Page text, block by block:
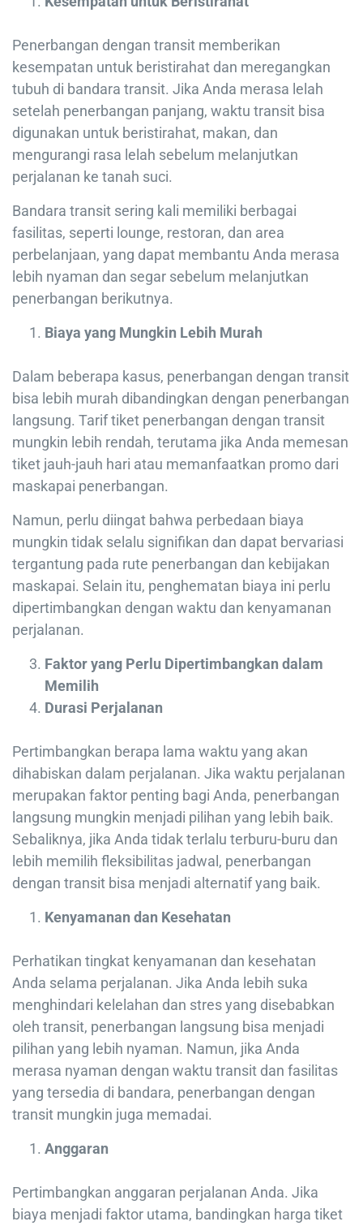
Penerbangan dengan transit memberikan
kesempatan untuk beristirahat dan meregangkan
tubuh di bandara transit. Jika Anda merasa lelah
setelah penerbangan panjang, waktu transit bisa
digunakan untuk beristirahat, makan, dan
mengurangi rasa lelah sebelum melanjutkan
perjalanan ke tanah suci.
Bandara transit sering kali memiliki berbagai
fasilitas, seperti lounge, restoran, dan area
perbelanjaan, yang dapat membantu Anda merasa
lebih nyaman dan segar sebelum melanjutkan
penerbangan berikutnya.
Biaya yang Mungkin Lebih Murah
Dalam beberapa kasus, penerbangan dengan transit
bisa lebih murah dibandingkan dengan penerbangan
langsung. Tarif tiket penerbangan dengan transit
mungkin lebih rendah, terutama jika Anda memesan
tiket jauh-jauh hari atau memanfaatkan promo dari
maskapai penerbangan.
Namun, perlu diingat bahwa perbedaan biaya
mungkin tidak selalu signifikan dan dapat bervariasi
tergantung pada rute penerbangan dan kebijakan
maskapai. Selain itu, penghematan biaya ini perlu
dipertimbangkan dengan waktu dan kenyamanan
perjalanan.
Faktor yang Perlu Dipertimbangkan dalam
Memilih
Durasi Perjalanan
Pertimbangkan berapa lama waktu yang akan
dihabiskan dalam perjalanan. Jika waktu perjalanan
merupakan faktor penting bagi Anda, penerbangan
langsung mungkin menjadi pilihan yang lebih baik.
Sebaliknya, jika Anda tidak terlalu terburu-buru dan
lebih memilih fleksibilitas jadwal, penerbangan
dengan transit bisa menjadi alternatif yang baik.
Kenyamanan dan Kesehatan
Perhatikan tingkat kenyamanan dan kesehatan
Anda selama perjalanan. Jika Anda lebih suka
menghindari kelelahan dan stres yang disebabkan
oleh transit, penerbangan langsung bisa menjadi
pilihan yang lebih nyaman. Namun, jika Anda
merasa nyaman dengan waktu transit dan fasilitas
yang tersedia di bandara, penerbangan dengan
transit mungkin juga memadai.
Anggaran
Pertimbangkan anggaran perjalanan Anda. Jika
biaya menjadi faktor utama, bandingkan harga tiket